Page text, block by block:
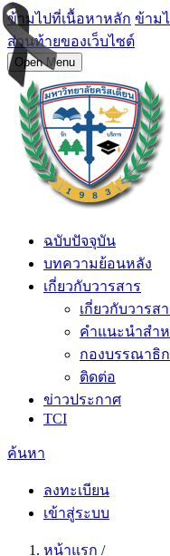
ข้ามไปที่เนื้อหาหลัก ข้าม
ส่วนท้ายของเว็บไซต์
Open Menu
ฉบับปัจจุบัน
บทความย้อนหลัง
เกี่ยวกับวารสาร
เกี่ยวกับวารส
คำแนะนำสำ
กองบรรณาธิ
ติดต่อ
ข่าวประกาศ
TCI
ค้นหา
ลงทะเบียน
เข้าสู่ระบบ
หน้าแรก /